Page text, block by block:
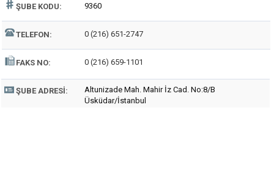
ŞUBE KODU: 9360
TELEFON: 0 (216) 651-2747
FAKS NO: 0 (216) 659-1101
ŞUBE ADRESI:
Altunizade Mah. Mahir İz Cad. No:8/B
Üsküdar/İstanbul